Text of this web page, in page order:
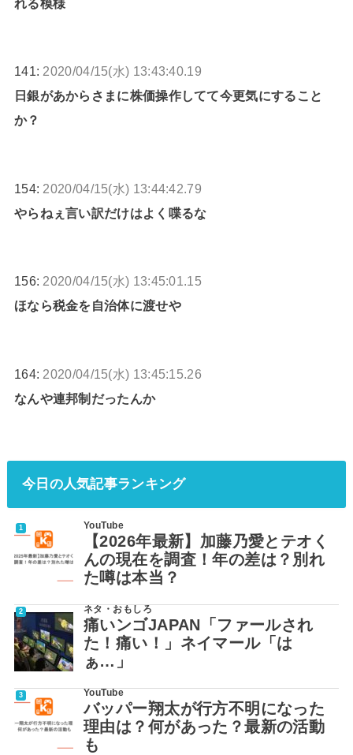
れる模様
141: 2020/04/15(水) 13:43:40.19
日銀があからさまに株価操作してて今更気にすること
か？
154: 2020/04/15(水) 13:44:42.79
やらねぇ言い訳だけはよく喋るな
156: 2020/04/15(水) 13:45:01.15
ほなら税金を自治体に渡せや
164: 2020/04/15(水) 13:45:15.26
なんや連邦制だったんか
今日の人気記事ランキング
YouTube
【2026年最新】加藤乃愛とテオく
んの現在を調査！年の差は？別れ
た噂は本当？
ネタ・おもしろ
痛いンゴJAPAN「ファールされ
た！痛い！」ネイマール「は
ぁ…」
YouTube
バッパー翔太が行方不明になった
理由は？何があった？最新の活動
も